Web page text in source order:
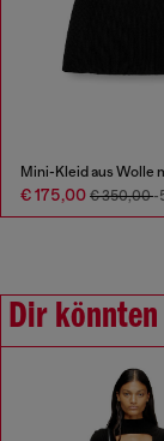
€ 175,00 € 350,00-
Dir